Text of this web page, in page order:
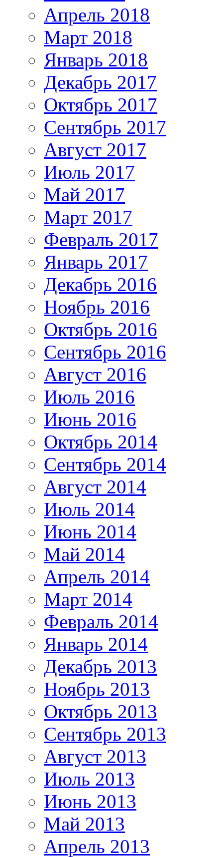
Апрель 2018
Март 2018
Январь 2018
Декабрь 2017
Октябрь 2017
Сентябрь 2017
Август 2017
Июль 2017
Май 2017
Март 2017
Февраль 2017
Январь 2017
Декабрь 2016
Ноябрь 2016
Октябрь 2016
Сентябрь 2016
Август 2016
Июль 2016
Июнь 2016
Октябрь 2014
Сентябрь 2014
Август 2014
Июль 2014
Июнь 2014
Май 2014
Апрель 2014
Март 2014
Февраль 2014
Январь 2014
Декабрь 2013
Ноябрь 2013
Октябрь 2013
Сентябрь 2013
Август 2013
Июль 2013
Июнь 2013
Май 2013
Апрель 2013